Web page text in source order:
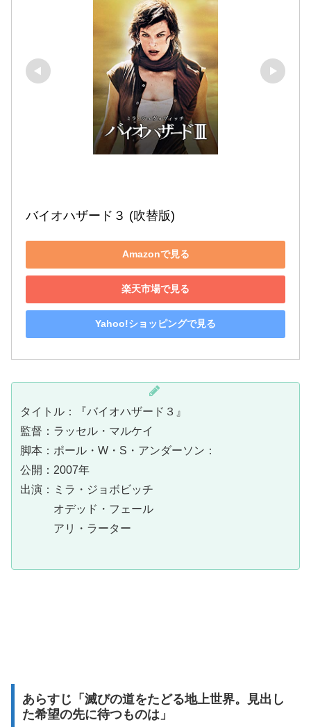
バイオハザード３ (吹替版)
Amazonで見る
楽天市場で見る
Yahoo!ショッピングで見る
タイトル：『バイオハザード３』
監督：ラッセル・マルケイ
脚本：ポール・W・S・アンダーソン：
公開：2007年
出演：ミラ・ジョボビッチ
オデッド・フェール
アリ・ラーター
あらすじ「滅びの道をたどる地上世界。見出し
た希望の先に待つものは」